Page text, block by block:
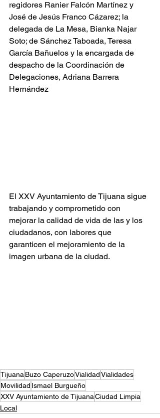
regidores Ranier Falcón Martínez y
José de Jesús Franco Cázarez; la
delegada de La Mesa, Bianka Najar
Soto; de Sánchez Taboada, Teresa
García Bañuelos y la encargada de
despacho de la Coordinación de
Delegaciones, Adriana Barrera
Hernández
El XXV Ayuntamiento de Tijuana sigue
trabajando y comprometido con
mejorar la calidad de vida de las y los
ciudadanos, con labores que
garanticen el mejoramiento de la
imagen urbana de la ciudad.
Tijuana Buzo CaperuzoVialidadVialidades
Movilidad Ismael Burgueño
XXV Ayuntamiento de TijuanaCiudad Limpia
Local